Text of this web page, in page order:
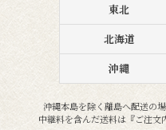
東北
北海道
沖縄
沖縄本島を除く離島へ配送の
中継料を含んだ送料は『ご注文